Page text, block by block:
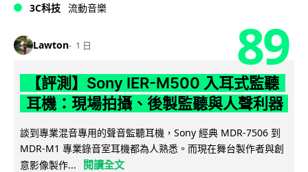
3C科技 流動音樂
Lawton 1 日 89
【評測】Sony IER-M500 入耳式監聽
耳機：現場拍攝、後製監聽與人聲利器
談到專業混音專用的聲音監聽耳機，Sony 經典 MDR-7506 到
MDR-M1 專業錄音室耳機都為人熟悉。而現在舞台製作者與創
意影像製作...
閱讀全文